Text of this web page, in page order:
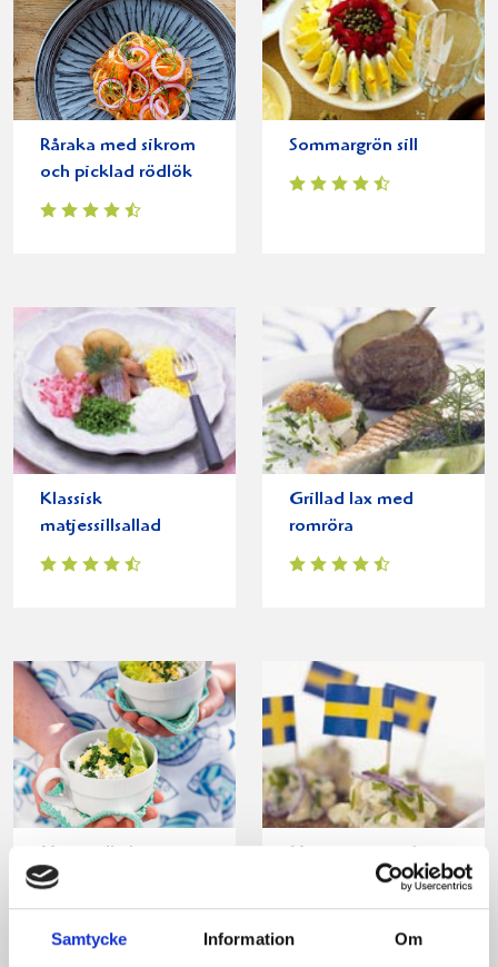
Samtycke Information Om
Råraka med sikrom
och picklad rödlök
Sommargrön sill
Klassisk
matjessillsallad
Grillad lax med
romröra